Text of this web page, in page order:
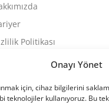
Onayı Yönet
için, cihaz bilgilerini
teknolojiler kullanıyoruz. Bu
Politikası